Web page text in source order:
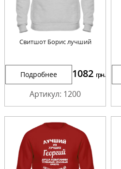
Свитшот Борис лучший
Подробнее 1082 грн.
Артикул: 1200